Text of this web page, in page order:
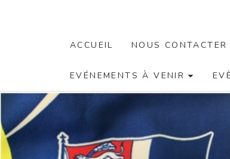
ACCUEIL NOUS CONTACTER
EVÉNEMENTS À VENIR